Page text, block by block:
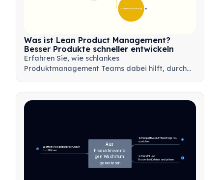
💡 Vorteile und Werkzeuge 17
Was ist Lean Product Management?
Besser Produkte schneller entwickeln
Erfahren Sie, wie schlankes
Produktmanagement Teams dabei hilft, durch
Wesentliche schneller Mehrwert zu liefern.
🔄 Perspektive auf Misserfolge neu
ausrichten
4
📊 Effektive Nachbesprechungen
durchführen
7
🎯 Marktfit und
Kundenbedürfnisse analysieren
14
Aus
Produktmisserfol
gen Wachstum
generieren